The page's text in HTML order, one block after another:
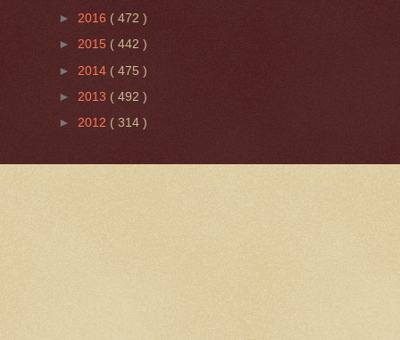
► 2016 ( 472 )
► 2015 ( 442 )
► 2014 ( 475 )
► 2013 ( 492 )
► 2012 ( 314 )